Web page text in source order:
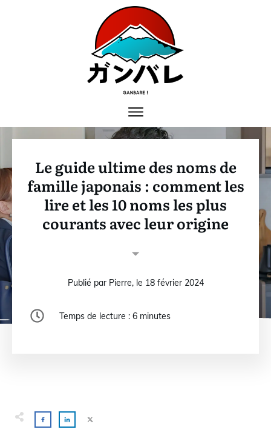
Le guide ultime des noms de
famille japonais : comment les
lire et les 10 noms les plus
courants avec leur origine
Publié par Pierre, le 18 février 2024
Temps de lecture :6 minutes